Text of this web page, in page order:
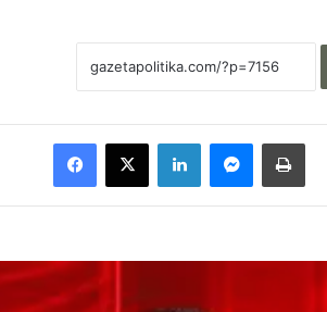
Facebook
X LinkedInMessenger